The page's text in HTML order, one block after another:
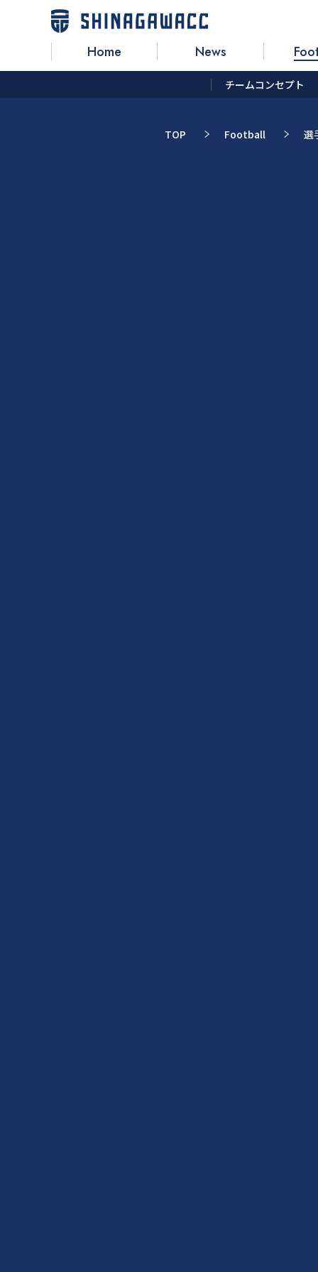
Home News
チームコンセプト
TOP Football 選